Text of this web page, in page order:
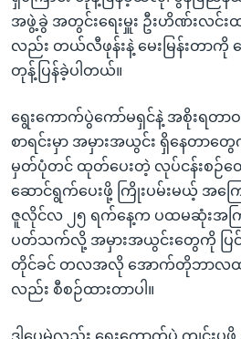
အဖွဲ့ခွဲ အတွင်းရေးမှူး ဦးဟိဏ်းလ
လည်း တယ်လီဖုန်းနဲ့ မေးမြန်းတာကို ဖ
တုန့်ပြန်ခဲ့ပါတယ်။
ရွေးကောက်ပွဲကော်မရှင်နဲ့ အစိုးရတ
စာရင်းမှာ အမှားအယွင်း ရှိနေတာတွ
မှတ်ပုံတင် ထုတ်ပေးတဲ့ လုပ်ငန်းစဉ်တွ
ဆောင်ရွက်ပေးဖို့ ကြိုးပမ်းမယ့် အကြ
ဇူလိုင်လ ၂၅ ရက်နေ့က ပထမဆုံးအကြိ
ပတ်သက်လို့ အမှားအယွင်းတွေကို ပြင်
တိုင်ခင် တလအလို အောက်တိုဘာလထဲ
လည်း စီစဉ်ထားတာပါ။
ဒါပေမဲ့လည်း ရွေးကောက်ပွဲ ကျင်း